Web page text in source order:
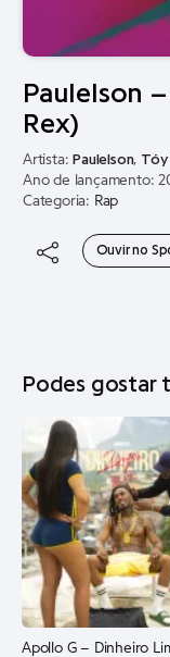
Paulelson
Rex)
Artista: Paulelson, Tóy
Ano de lançamento:
Categoria: Rap
Ouvir no
Podes gostar
Apollo G – Dinheiro